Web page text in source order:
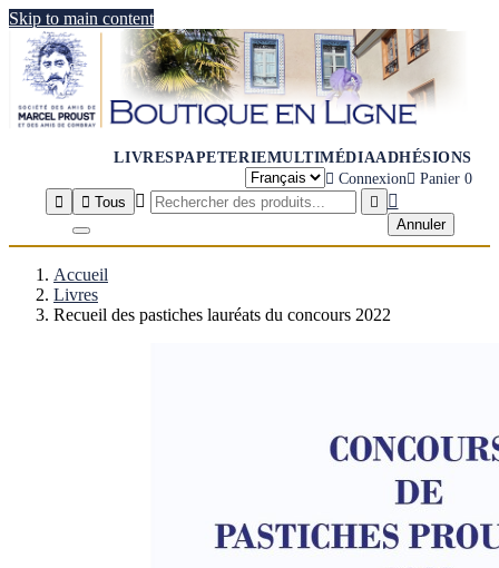
Skip to main content
LIVRESPAPETERIEMULTIMÉDIAADHÉSIONS
 Connexion Panier 0

 Tous   
Annuler
Accueil
Livres
Recueil des pastiches lauréats du concours 2022